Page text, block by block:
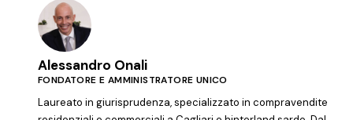
Alessandro Onali
FONDATORE E AMMINISTRATORE UNICO
Laureato in giurisprudenza, specializzato in compravendite